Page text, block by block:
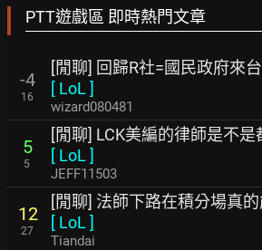
PTT遊戲區 即時熱門文章
-4
16
[閒聊] 回歸R社=國民政府來台
[ LoL ]
wizard080481
5
5
[閒聊] LCK美編的律師是不是
[ LoL ]
JEFF11503
12
27
[閒聊] 法師下路在積分場真
[ LoL ]
Tiandai